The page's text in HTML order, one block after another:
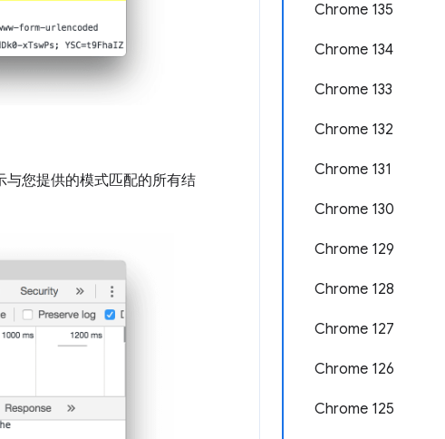
Chrome 135
Chrome 134
Chrome 133
Chrome 132
Chrome 131
Chrome 130
Chrome 129
Chrome 128
Chrome 127
Chrome 126
Chrome 125
与您提供的模式匹配的所有结